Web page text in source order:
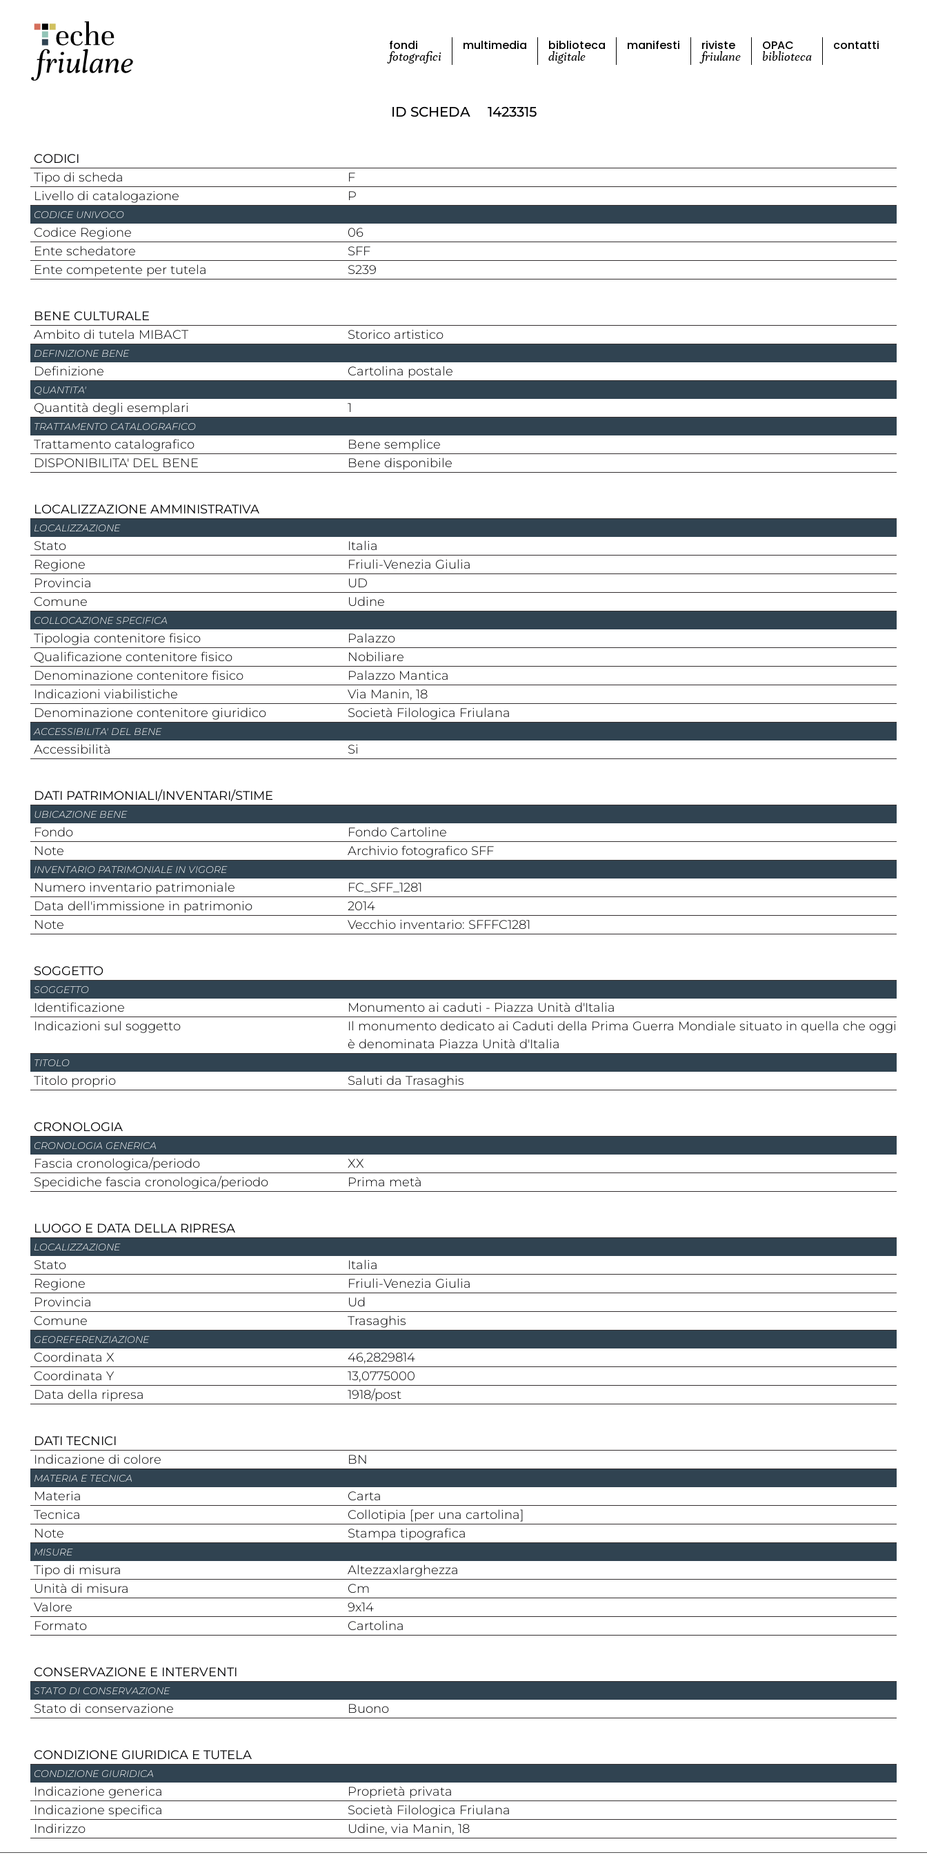
fondi
fotografici
multimedia biblioteca
digitale
manifesti riviste
friulane
OPAC
biblioteca
contatti
CODICI
ID SCHEDA 1423315
Tipo di scheda
F
Livello di catalogazione
P
CODICE UNIVOCO
Codice Regione
06
Ente schedatore
SFF
Ente competente per tutela
S239
BENE CULTURALE
Ambito di tutela MIBACT
storico artistico
DEFINIZIONE BENE
Definizione cartolina postale
QUANTITA'
Quantità degli esemplari 1
TRATTAMENTO CATALOGRAFICO
Trattamento catalografico
bene semplice
DISPONIBILITA' DEL BENE
bene disponibile
LOCALIZZAZIONE AMMINISTRATIVA
LOCALIZZAZIONE
stato
Italia
regione
Friuli-Venezia Giulia
provincia
UD
comune
Udine
COLLOCAZIONE SPECIFICA
Tipologia contenitore fisico
Palazzo
Qualificazione contenitore fisico
nobiliare
Denominazione contenitore fisico
Palazzo Mantica
Indicazioni viabilistiche
Via Manin, 18
Denominazione contenitore giuridico
Società Filologica Friulana
ACCESSIBILITA' DEL BENE
Accessibilità si
DATI PATRIMONIALI/INVENTARI/STIME
UBICAZIONE BENE
Fondo
Fondo Cartoline
Note
Archivio fotografico SFF
INVENTARIO PATRIMONIALE IN VIGORE
Numero inventario patrimoniale
FC_SFF_1281
Data dell'immissione in patrimonio
2014
Note
Vecchio inventario: SFFFC1281
SOGGETTO
SOGGETTO
Identificazione
Monumento ai caduti - Piazza Unità d'Italia
Indicazioni sul soggetto
Il monumento dedicato ai Caduti della Prima Guerra Mondiale situato in quella che oggi
è denominata Piazza Unità d'Italia
TITOLO
Titolo proprio Saluti da Trasaghis
CRONOLOGIA
CRONOLOGIA GENERICA
Fascia cronologica/periodo
XX
Specidiche fascia cronologica/periodo
prima metà
LUOGO E DATA DELLA RIPRESA
LOCALIZZAZIONE
Stato
Italia
Regione
Friuli-Venezia Giulia
Provincia
Ud
Comune
Trasaghis
GEOREFERENZIAZIONE
Coordinata X
46,2829814
Coordinata Y
13,0775000
Data della ripresa
1918/post
DATI TECNICI
Indicazione di colore
BN
MATERIA E TECNICA
Materia
carta
Tecnica
collotipia [per una cartolina]
Note
stampa tipografica
MISURE
Tipo di misura
altezzaxlarghezza
Unità di misura
cm
Valore
9x14
Formato
cartolina
CONSERVAZIONE E INTERVENTI
STATO DI CONSERVAZIONE
Stato di conservazione buono
CONDIZIONE GIURIDICA E TUTELA
CONDIZIONE GIURIDICA
Indicazione generica
proprietà privata
Indicazione specifica
Società Filologica Friulana
Indirizzo
Udine, via Manin, 18